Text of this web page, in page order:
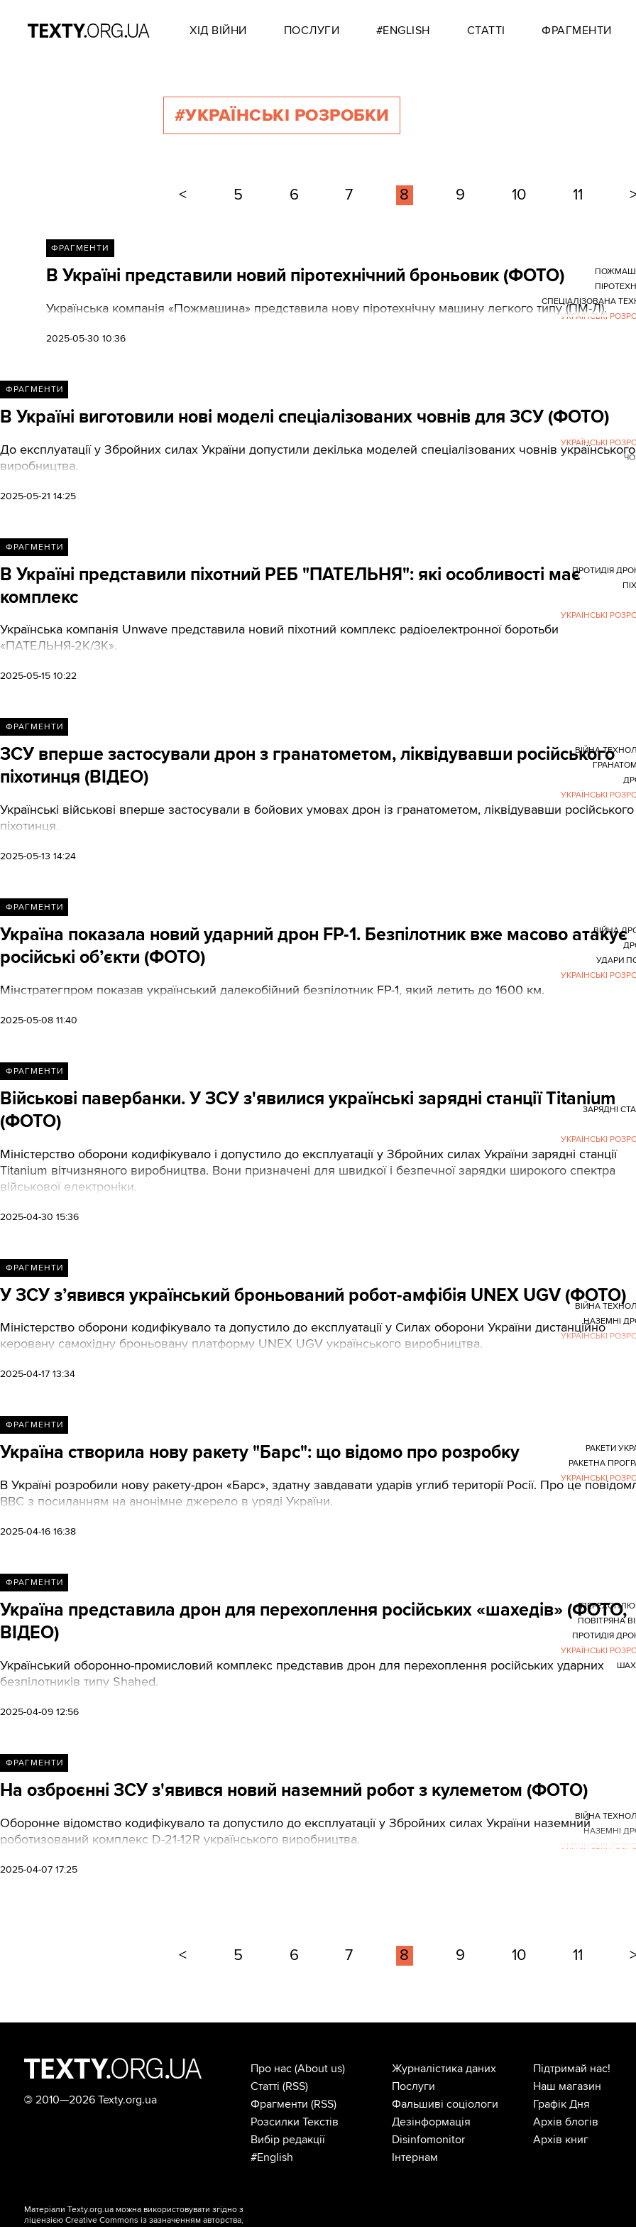
ХІД ВІЙНИ ПОСЛУГИ #ENGLISH СТАТТІ ФРАГМЕНТИ
#УКРАЇНСЬКІ РОЗРОБКИ
< 5 6 7 8 9 10 11
ФРАГМЕНТИ
В Україні представили новий піротехнічний броньовик (ФОТО)
Українська компанія «Пожмашина» представила нову піротехнічну машину легкого типу (ПМ-Л).
2025-05-30 10:36
СПЕЦІАЛІЗОВАНА
УКРАЇНСЬКІ
ФРАГМЕНТИ
В Україні виготовили нові моделі спеціалізованих човнів для ЗСУ (ФОТО)
До експлуатації у Збройних силах України допустили декілька моделей спеціалізованих човнів українського
виробництва.
2025-05-21 14:25
УКРАЇНСЬКІ
ФРАГМЕНТИ
В Україні представили піхотний РЕБ "ПАТЕЛЬНЯ": які особливості має
комплекс
Українська компанія Unwave представила новий піхотний комплекс радіоелектронної боротьби
«ПАТЕЛЬНЯ-2К/3К».
2025-05-15 10:22
ПРОТИДІЯ
УКРАЇНСЬКІ
ФРАГМЕНТИ
ЗСУ вперше застосували дрон з гранатометом, ліквідувавши російського
піхотинця (ВІДЕО)
Українські військові вперше застосували в бойових умовах дрон із гранатометом, ліквідувавши російського
піхотинця.
2025-05-13 14:24
ВІЙНА
УКРАЇНСЬКІ
ФРАГМЕНТИ
Україна показала новий ударний дрон FP-1. Безпілотник вже масово атакує
російські об’єкти (ФОТО)
Мінстратегпром показав український далекобійний безпілотник FP-1, який летить до 1600 км.
2025-05-08 11:40
ВІЙНА
УДАРИ
УКРАЇНСЬКІ
ФРАГМЕНТИ
Військові павербанки. У ЗСУ з'явилися українські зарядні станції Titanium
(ФОТО)
Міністерство оборони кодифікувало і допустило до експлуатації у Збройних силах України зарядні станції
Titanium вітчизняного виробництва. Вони призначені для швидкої і безпечної зарядки широкого спектра
військової електроніки.
2025-04-30 15:36
ЗАРЯДНІ
УКРАЇНСЬКІ
ФРАГМЕНТИ
У ЗСУ з’явився український броньований робот-амфібія UNEX UGV (ФОТО)
Міністерство оборони кодифікувало та допустило до експлуатації у Силах оборони України дистанційно
керовану самохідну броньовану платформу UNEX UGV українського виробництва.
2025-04-17 13:34
ВІЙНА
НАЗЕМНІ
УКРАЇНСЬКІ
ФРАГМЕНТИ
Україна створила нову ракету "Барс": що відомо про розробку
В Україні розробили нову ракету-дрон «Барс», здатну завдавати ударів углиб території Росії. Про це
BBC з посиланням на анонімне джерело в уряді України.
2025-04-16 16:38
РАКЕТИ
РАКЕТНА
УКРАЇНСЬКІ
ФРАГМЕНТИ
Україна представила дрон для перехоплення російських «шахедів» (ФОТО,
ВІДЕО)
Український оборонно-промисловий комплекс представив дрон для перехоплення російських ударних
безпілотників типу Shahed.
2025-04-09 12:56
ПОВІТРЯНА
ПРОТИДІЯ
УКРАЇНСЬКІ
ФРАГМЕНТИ
На озброєнні ЗСУ з'явився новий наземний робот з кулеметом (ФОТО)
Оборонне відомство кодифікувало та допустило до експлуатації у Збройних силах України наземний
роботизований комплекс D-21-12R українського виробництва.
2025-04-07 17:25
ВІЙНА
НАЗЕМНІ
УКРАЇНСЬКІ
< 5 6 7 8 9 10 11
© 2010—2026 Texty.org.ua
Про нас (About us)
Статті (RSS)
Фрагменти (RSS)
Розсилки Текстів
Вибір редакції
#English
Журналістика даних
Послуги
Фальшиві соціологи
Дезінформація
Disinfomonitor
Інтернам
Підтримай нас!
Наш магазин
Графік Дня
Архів блогів
Архів книг
Матеріали Texty.org.ua можна використовувати згідно з
ліцензієюCreative Commons із зазначенням авторства,